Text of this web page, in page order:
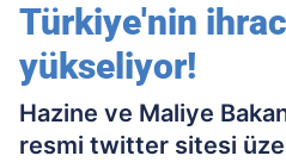
Türkiye'nin
yükseliyor!
Hazine ve Maliye
resmi twitter sitesi